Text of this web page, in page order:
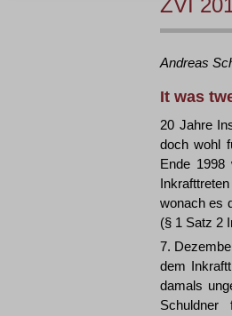
ZVI
Andreas
It was
20 Jahre
doch wohl
Ende 1998
wonach es
(§ 1 Satz 2
7.
dem
damals